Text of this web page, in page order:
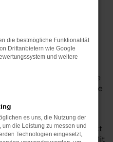
als auch auf dem
Nähe von Leer bietet
Auswahl an Škoda
Beratung und
bei der Auswahl des
maßgeschneiderte
Leasingoptionen, die
Bedarf passen.
Services wie
und Reparaturendirekt
in der Nähe von Leer. Mit
die bestmögliche Funktionalität
Drittanbietern wie Google
und weitere
es uns, die Nutzung der
die Leistung zu messen und
Technologien eingesetzt,